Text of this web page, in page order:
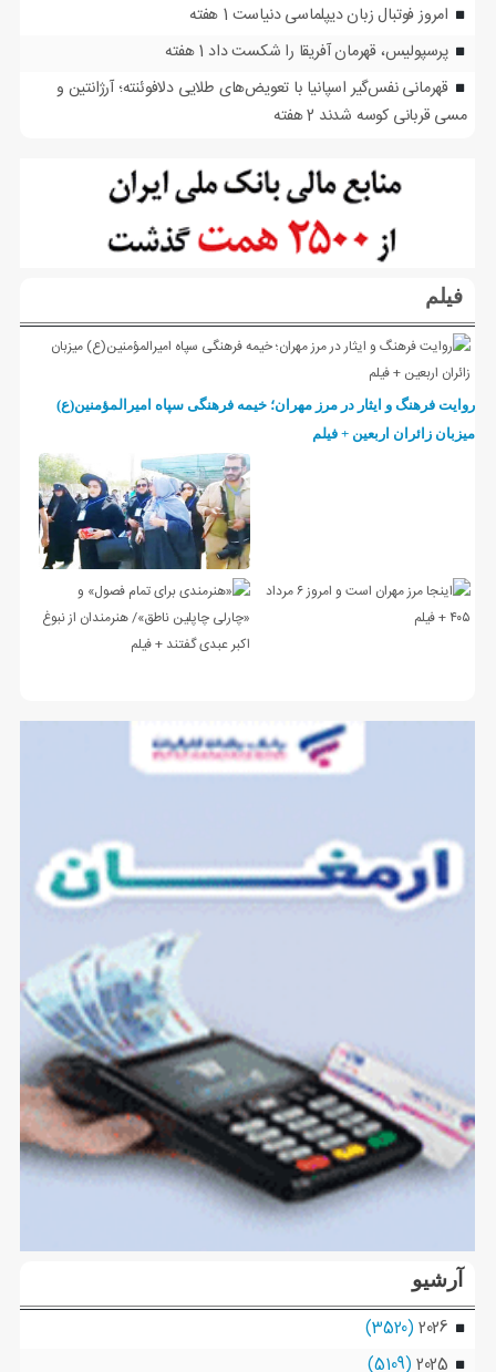
امروز فوتبال زبان دیپلماسی دنیاست 1 هفته
پرسپولیس، قهرمان آفریقا را شکست داد 1 هفته
قهرمانی نفس‌گیر اسپانیا با تعویض‌های طلایی دلافوئنته؛ آرژانتین و
مسی قربانی کوسه شدند 2 هفته
فیلم
روایت فرهنگ و ایثار در مرز مهران؛ خیمه فرهنگی سپاه امیرالمؤمنین(ع)
میزبان زائران اربعین + فیلم
آرشیو
2026
(3520)
2025
(5109)